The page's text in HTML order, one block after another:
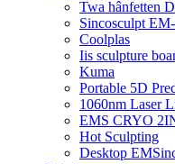
Twa hânfetten
Sincosculpt
Coolplas
Iis sculpture
Kuma
Portable 5D
1060nm Laser
EMS CRYO
Hot Sculpting
Desktop